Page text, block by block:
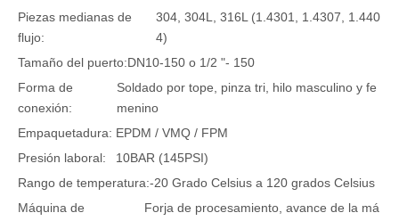
Piezas medianas de
flujo:
304, 304L, 316L (1.4301, 1.4307, 1.440
4)
Tamaño del puerto:DN10-150 o 1/2 "- 150
Forma de
conexión:
Soldado por tope, pinza tri, hilo masculino y fe
menino
Empaquetadura: EPDM / VMQ / FPM
Presión laboral:
10BAR (145PSI)
Rango de temperatura:-20 Grado Celsius a 120 grados Celsius
Máquina de
Forja de procesamiento, avance de la má